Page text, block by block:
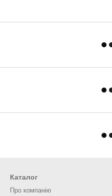
Каталог
Про компанію